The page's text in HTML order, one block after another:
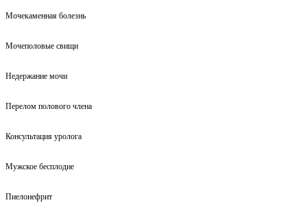
Мочекаменная болезнь
Мочеполовые свищи
Недержание мочи
Перелом полового члена
Консультация уролога
Мужское бесплодие
Пиелонефрит